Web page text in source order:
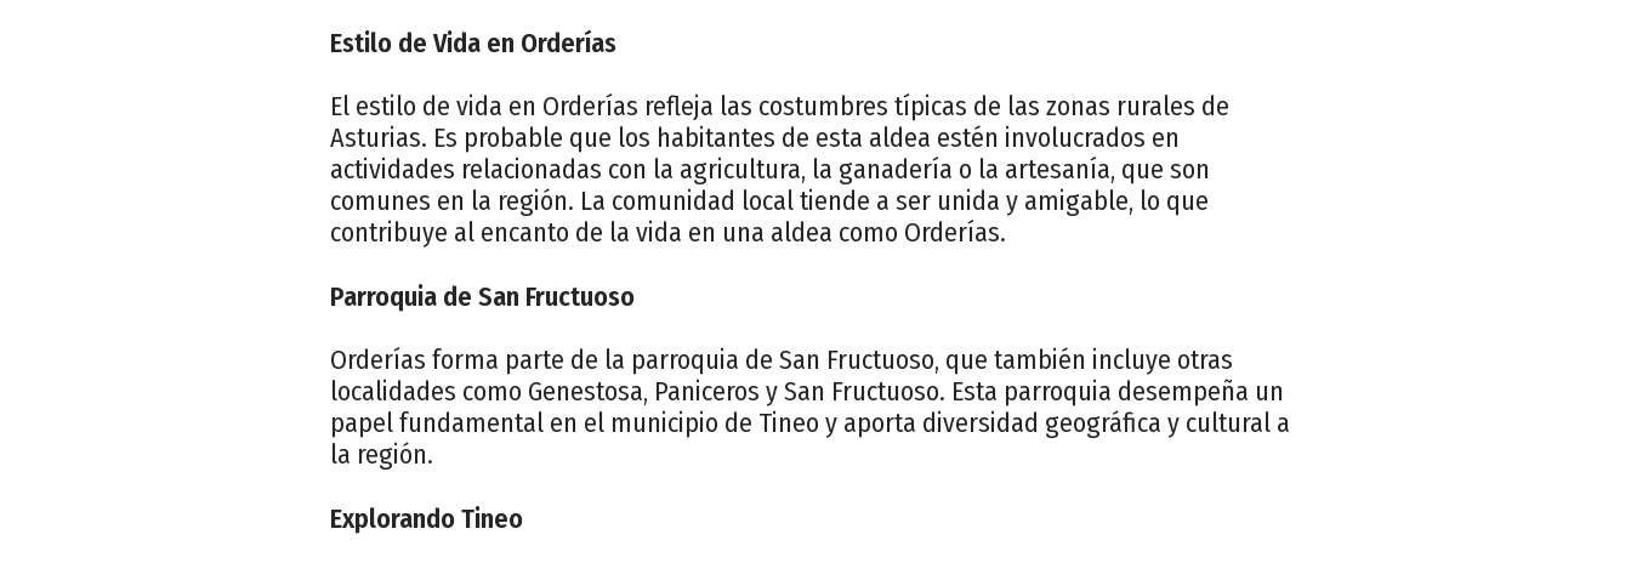
Estilo de Vida en Orderías
El estilo de vida en Orderías refleja las costumbres típicas de las zonas rurales de
Asturias. Es probable que los habitantes de esta aldea estén involucrados en
actividades relacionadas con la agricultura, la ganadería o la artesanía, que son
comunes en la región. La comunidad local tiende a ser unida y amigable, lo que
contribuye al encanto de la vida en una aldea como Orderías.
Parroquia de San Fructuoso
Orderías forma parte de la parroquia de San Fructuoso, que también incluye otras
localidades como Genestosa, Paniceros y San Fructuoso. Esta parroquia desempeña un
papel fundamental en el municipio de Tineo y aporta diversidad geográfica y cultural a
la región.
Explorando Tineo